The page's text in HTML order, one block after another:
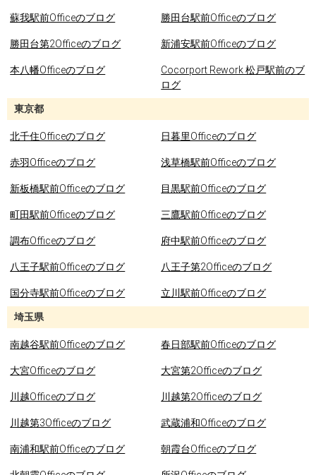
蘇我駅前Officeのブログ 勝田台駅前Officeのブログ
勝田台第2Officeのブログ 新浦安駅前Officeのブログ
本八幡Officeのブログ
Cocorport Rework 松戸駅前のブ
ログ
東京都
北千住Officeのブログ 日暮里Officeのブログ
赤羽Officeのブログ 浅草橋駅前Officeのブログ
新板橋駅前Officeのブログ 目黒駅前Officeのブログ
町田駅前Officeのブログ 三鷹駅前Officeのブログ
調布Officeのブログ 府中駅前Officeのブログ
八王子駅前Officeのブログ 八王子第2Officeのブログ
国分寺駅前Officeのブログ 立川駅前Officeのブログ
埼玉県
南越谷駅前Officeのブログ 春日部駅前Officeのブログ
大宮Officeのブログ 大宮第2Officeのブログ
川越Officeのブログ 川越第2Officeのブログ
川越第3Officeのブログ 武蔵浦和Officeのブログ
南浦和駅前Officeのブログ 朝霞台Officeのブログ